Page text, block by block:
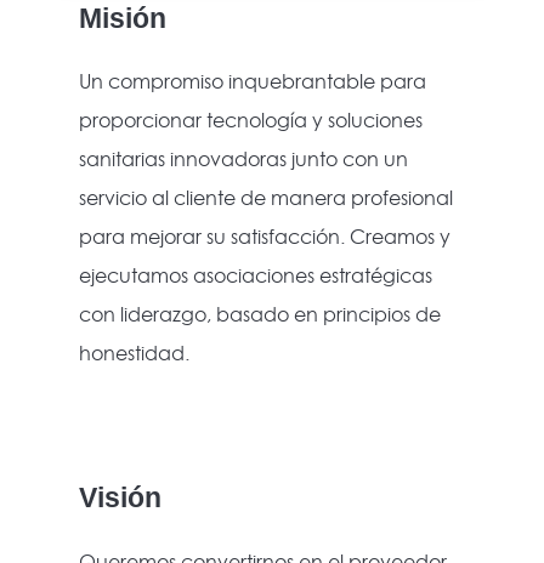
Misión
Un compromiso inquebrantable para
proporcionar tecnología y soluciones
sanitarias innovadoras junto con un
servicio al cliente de manera profesional
para mejorar su satisfacción. Creamos y
ejecutamos asociaciones estratégicas
con liderazgo, basado en principios de
honestidad.
Visión